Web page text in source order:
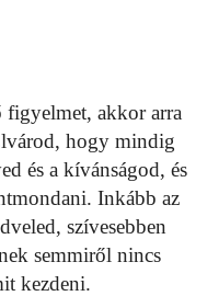
akkor arra
hogy mindig
és a kívánságod, és
Inkább az
szívesebben
semmiről nincs
kezdeni.